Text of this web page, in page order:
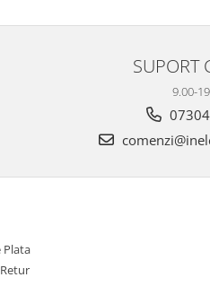
SUPORT
9.00-
Plata